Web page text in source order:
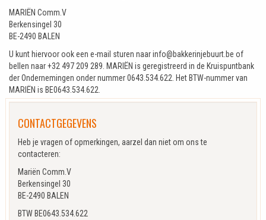
MARIËN Comm.V
Berkensingel 30
BE-2490 BALEN
U kunt hiervoor ook een e-mail sturen naar info@bakkerinjebuurt.be of
bellen naar +32 497 209 289. MARIËN is geregistreerd in de Kruispuntbank
der Ondernemingen onder nummer 0643.534.622. Het BTW-nummer van
MARIËN is BE0643.534.622.
CONTACTGEGEVENS
Heb je vragen of opmerkingen, aarzel dan niet om ons te
contacteren:
Mariën Comm.V
Berkensingel 30
BE-2490 BALEN
BTW BE0643.534.622